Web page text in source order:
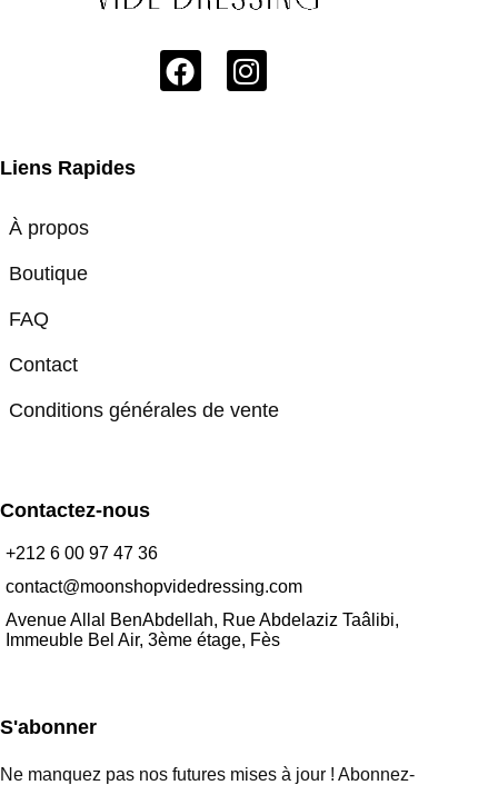
Liens Rapides
À propos
Boutique
FAQ
Contact
Conditions générales de vente
Contactez-nous
+212 6 00 97 47 36
contact@moonshopvidedressing.com
Avenue Allal BenAbdellah, Rue Abdelaziz Taâlibi,
Immeuble Bel Air, 3ème étage, Fès
S'abonner
Ne manquez pas nos futures mises à jour ! Abonnez-